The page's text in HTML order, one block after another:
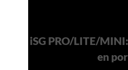
iSG PRO/LITE/
en